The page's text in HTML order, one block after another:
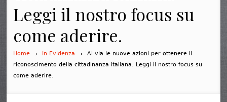
Leggi il nostro focus su
come aderire.
Home In Evidenza
Al via le nuove azioni per ottenere il
riconoscimento della cittadinanza italiana. Leggi il nostro focus su
come aderire.